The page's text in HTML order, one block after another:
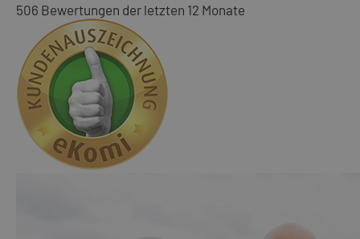
506 Bewertungen der letzten 12 Monate